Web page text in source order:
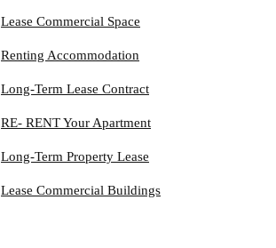
Lease Commercial Space
Renting Accommodation
Long-Term Lease Contract
RE- RENT Your Apartment
Long-Term Property Lease
Lease Commercial Buildings